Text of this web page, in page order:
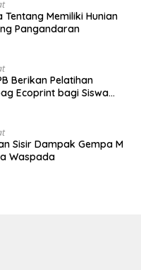
Tentang Memiliki Hunian
Pangandaran
Berikan Pelatihan
Ecoprint bagi Siswa
Sisir Dampak Gempa M
Waspada